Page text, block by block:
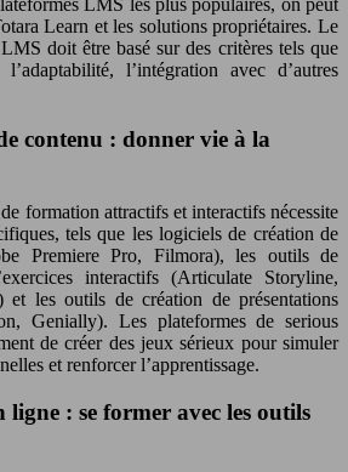
Learn et les solutions propriétaires. Le
doit être basé sur des critères tels que
l’intégration avec d’autres
contenu : donner vie à la
formation attractifs et interactifs nécessite
tels que les logiciels de création de
Premiere Pro, Filmora), les outils de
interactifs (Articulate Storyline,
et les outils de création de présentations
Genially). Les plateformes de serious
de créer des jeux sérieux pour simuler
et renforcer l’apprentissage.
ligne : se former avec les outils